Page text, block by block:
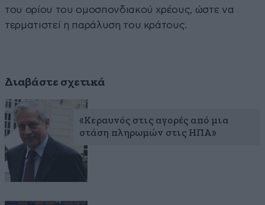
του ορίου του ομοσπονδιακού χρέους, ώστε να
τερματιστεί η παράλυση του κράτους.
Διαβάστε σχετικά
«Κεραυνός στις αγορές από μια
στάση πληρωμών στις ΗΠΑ»